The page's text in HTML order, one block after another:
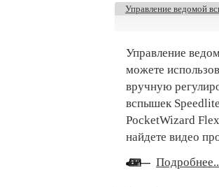
Управление ведомой
Управление
можете
вручную
вспышек
PocketWizard
найдете видео